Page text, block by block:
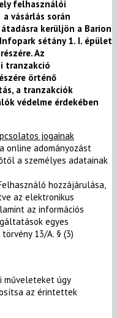
felhasználói
vásárlás során
kerüljön a Barion
sétány 1. I. épület
Az
tranzakció
örténő
a tranzakciók
védelme érdekében
jogainak
online adományozást
a személyes adatainak
hozzájárulása,
az elektronikus
az információs
egyes
13/A. § (3)
műveleteket úgy
az érintettek